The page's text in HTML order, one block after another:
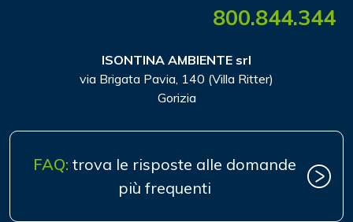
800.844.344
ISONTINA AMBIENTE srl
via Brigata Pavia, 140 (Villa Ritter)
Gorizia
FAQ: trova le risposte alle domande
più frequenti